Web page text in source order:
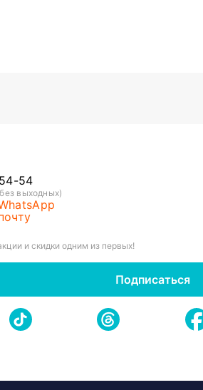
54
выходных)
и скидки одним из первых!
Подписаться